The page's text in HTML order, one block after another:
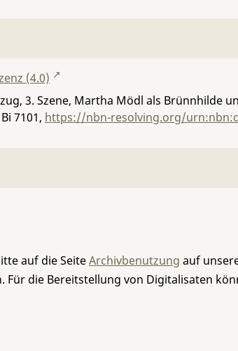
(4.0)
3. Szene, Martha Mödl als Brünnhilde
Bi 7101, https://nbn-resolving.org/
auf die SeiteArchivbenutzung auf
die Bereitstellung von Digitalisaten